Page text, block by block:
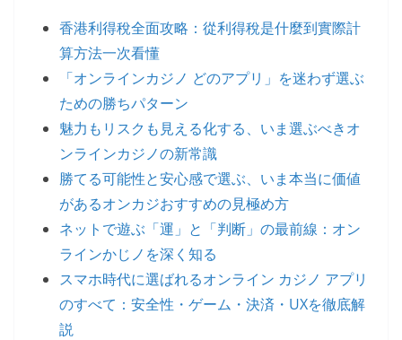
香港利得稅全面攻略：從利得稅是什麼到實際計
算方法一次看懂
「オンラインカジノ どのアプリ」を迷わず選ぶ
ための勝ちパターン
魅力もリスクも見える化する、いま選ぶべきオ
ンラインカジノの新常識
勝てる可能性と安心感で選ぶ、いま本当に価値
があるオンカジおすすめの見極め方
ネットで遊ぶ「運」と「判断」の最前線：オン
ラインかじノを深く知る
スマホ時代に選ばれるオンライン カジノ アプリ
のすべて：安全性・ゲーム・決済・UXを徹底解
説